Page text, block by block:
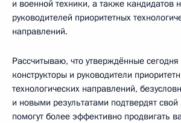
и военной техники, а также кандидатов
руководителей приоритетных
направлений.
Рассчитываю, что утверждённые
конструкторы и руководители
технологических направлений,
и новыми результатами подтвердят свой
помогут более эффективно продвигать